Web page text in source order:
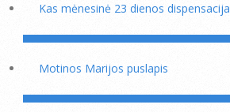
Kas mėnesinė 23 dienos dispensacija
Motinos Marijos puslapis